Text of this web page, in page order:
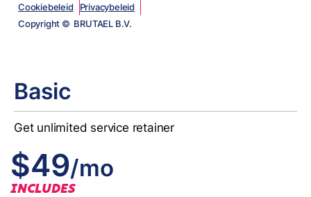
Cookiebeleid
Privacybeleid
Copyright © BRUTAEL B.V.
Basic
Get unlimited service retainer
$49/mo
INCLUDES